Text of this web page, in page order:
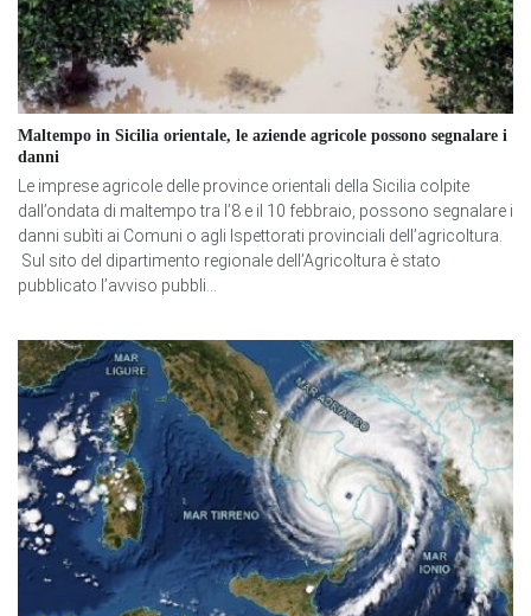
Maltempo in Sicilia orientale, le aziende agricole possono segnalare i
danni
Le imprese agricole delle province orientali della Sicilia colpite
dall’ondata di maltempo tra l’8 e il 10 febbraio, possono segnalare i
danni subìti ai Comuni o agli Ispettorati provinciali dell’agricoltura.
Sul sito del dipartimento regionale dell’Agricoltura è stato
pubblicato l’avviso pubbli...